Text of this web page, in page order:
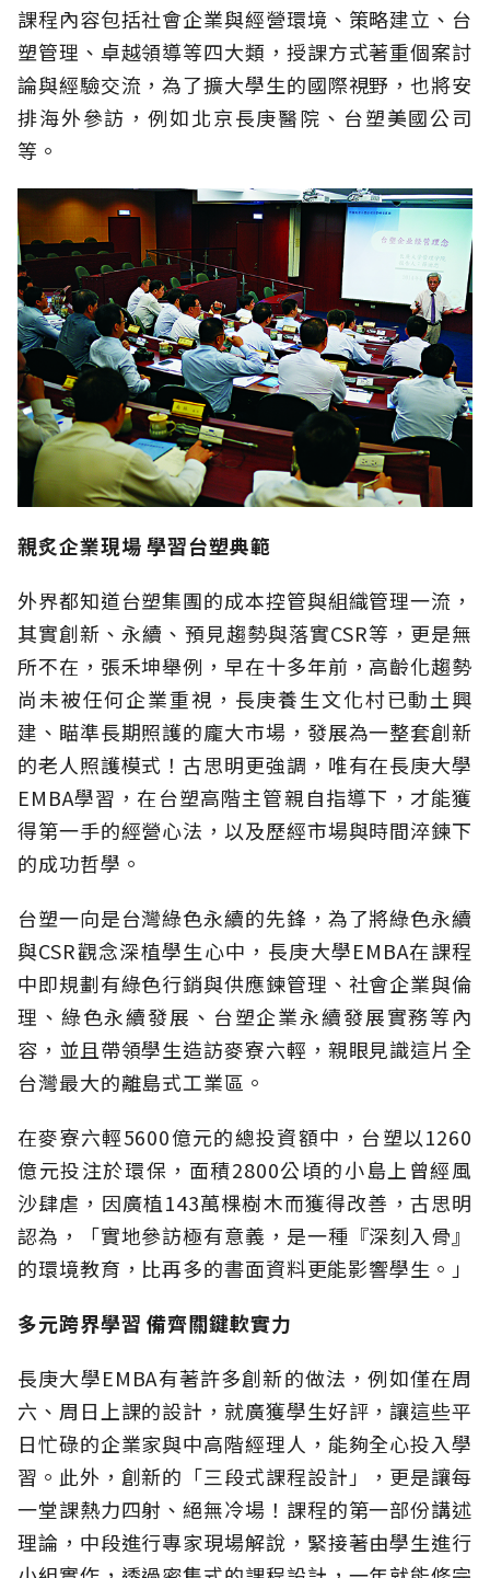
課程內容包括社會企業與經營環境、策略建立、台
塑管理、卓越領導等四大類，授課方式著重個案討
論與經驗交流，為了擴大學生的國際視野，也將安
排海外參訪，例如北京長庚醫院、台塑美國公司
等。
親炙企業現場 學習台塑典範
外界都知道台塑集團的成本控管與組織管理一流，
其實創新、永續、預見趨勢與落實CSR等，更是無
所不在，張禾坤舉例，早在十多年前，高齡化趨勢
尚未被任何企業重視，長庚養生文化村已動土興
建、瞄準長期照護的龐大市場，發展為一整套創新
的老人照護模式！古思明更強調，唯有在長庚大學
EMBA學習，在台塑高階主管親自指導下，才能獲
得第一手的經營心法，以及歷經市場與時間淬鍊下
的成功哲學。
台塑一向是台灣綠色永續的先鋒，為了將綠色永續
與CSR觀念深植學生心中，長庚大學EMBA在課程
中即規劃有綠色行銷與供應鍊管理、社會企業與倫
理、綠色永續發展、台塑企業永續發展實務等內
容，並且帶領學生造訪麥寮六輕，親眼見識這片全
台灣最大的離島式工業區。
在麥寮六輕5600億元的總投資額中，台塑以1260
億元投注於環保，面積2800公頃的小島上曾經風
沙肆虐，因廣植143萬棵樹木而獲得改善，古思明
認為，「實地參訪極有意義，是一種『深刻入骨』
的環境教育，比再多的書面資料更能影響學生。」
多元跨界學習 備齊關鍵軟實力
長庚大學EMBA有著許多創新的做法，例如僅在周
六、周日上課的設計，就廣獲學生好評，讓這些平
日忙碌的企業家與中高階經理人，能夠全心投入學
習。此外，創新的「三段式課程設計」，更是讓每
一堂課熱力四射、絕無冷場！課程的第一部份講述
理論，中段進行專家現場解說，緊接著由學生進行